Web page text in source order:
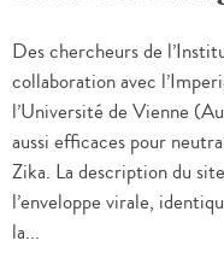
Des chercheurs de
collaboration avec
l’Université de Vienne
aussi efficaces pour
Zika. La description du
l’enveloppe virale,
la...